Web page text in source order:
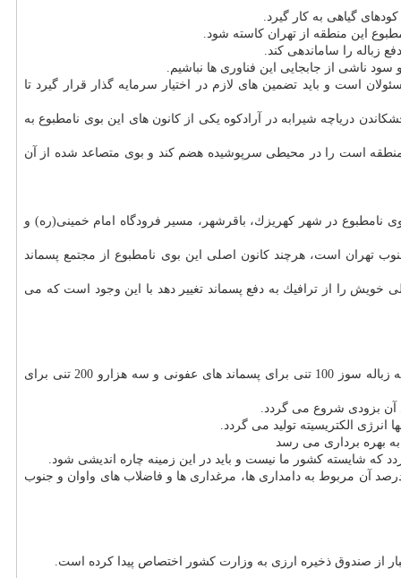
گیاهی به كار گیرد.
این منطقه از تهران كاسته شود.
را ساماندهی كند.
ناشی از جابجایی این فناوری ها نباشیم.
و باید تضمین های لازم در اختیار سرمایه گذار قرار گیرد تا
دریاچه شیرابه در آرادكوه یكی از كانون های این بوی نامطبوع به
كه كانون اصلی بوی نامطبوع در این منطقه است را در محیطی سرپوشیده هضم كند و بوی متصاعد شده از آن
نامطبوع در شهر كهریزك، باقرشهر، مسیر فرودگاه امام خمینی(ره) و
تهران است، هرچند كانون اصلی این بوی نامطبوع از مجتمع پسماند
را از ترافیك به دفع پسماند تغییر دهد با این وجود است كه می
آن بزودی شروع می گردد.
انرژی الكتریسیته تولید می گردد.
شایسته كشور ما نیست و باید در این زمینه چاره اندیشی شود.
سازمان پسماند شهرداری تهران اضافه كرد: تنها 15 درصد از این بوی نامطبوع در مسیر فرودگاه مربوط به مجتمع پسماند آرادكوه است و 85 درصد آن مربوط به دامداری ها، مرغداری ها و فاضلاب های واوان و جنوب